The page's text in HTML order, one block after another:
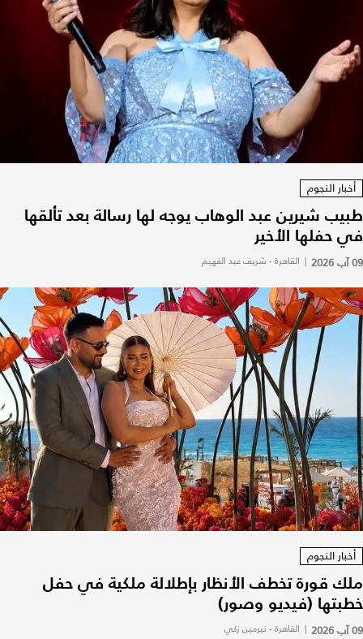
أخبار النجوم
طبيب شيرين عبد الوهاب يوجه لها رسالة بعد تألقها
في حفلها الأخير
09 آب 2026 | القاهرة - شريف عبد الفهيم
أخبار النجوم
ملك قورة تخطف الأنظار بإطلالة ملكية في حفل
خطبتها (فيديو وصور)
09 آب 2026 | القاهرة - نيرمين زكي